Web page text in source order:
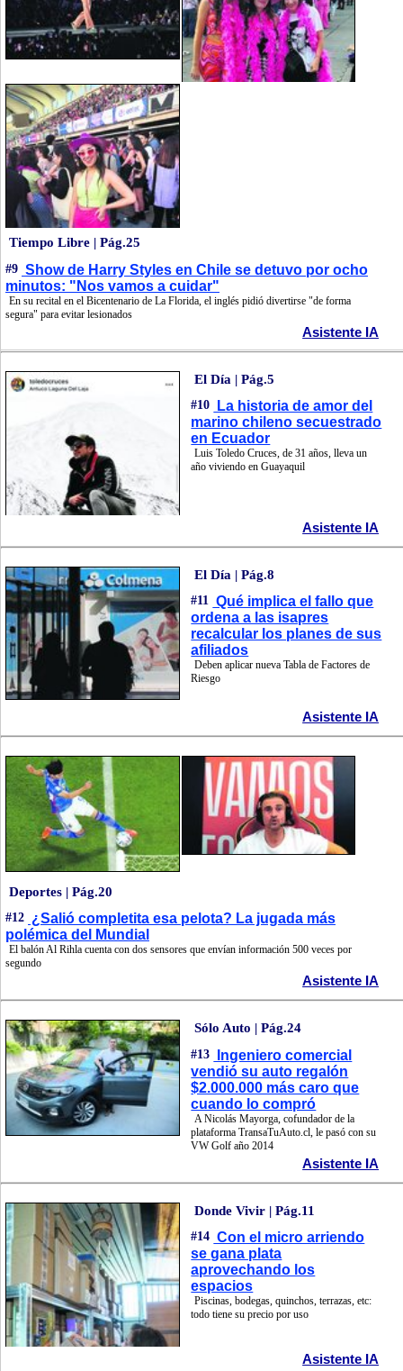
Tiempo Libre | Pág.25
#9 Show de Harry Styles en Chile se detuvo por ocho
minutos: "Nos vamos a cuidar"
En su recital en el Bicentenario de La Florida, el inglés pidió divertirse "de forma
segura" para evitar lesionados
Asistente IA
El Día | Pág.5
#10
La historia de amor del
marino chileno secuestrado
en Ecuador
Luis Toledo Cruces, de 31 años, lleva un
año viviendo en Guayaquil
Asistente IA
El Día | Pág.8
#11 Qué implica el fallo que
ordena a las isapres
recalcular los planes de sus
afiliados
Deben aplicar nueva Tabla de Factores de
Riesgo
Asistente IA
Deportes | Pág.20
#12 ¿Salió completita esa pelota? La jugada más
polémica del Mundial
El balón Al Rihla cuenta con dos sensores que envían información 500 veces por
segundo
Asistente IA
Sólo Auto | Pág.24
#13
Ingeniero comercial
vendió su auto regalón
$2.000.000 más caro que
cuando lo compró
A Nicolás Mayorga, cofundador de la
plataforma TransaTuAuto.cl, le pasó con su
VW Golf año 2014
Asistente IA
Donde Vivir | Pág.11
#14 Con el micro arriendo
se gana plata
aprovechando los
espacios
Piscinas, bodegas, quinchos, terrazas, etc:
todo tiene su precio por uso
Asistente IA